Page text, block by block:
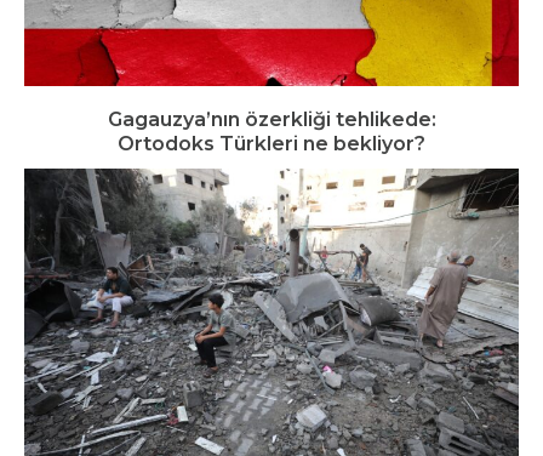
Gagauzya’nın özerkliği tehlikede:
Ortodoks Türkleri ne bekliyor?